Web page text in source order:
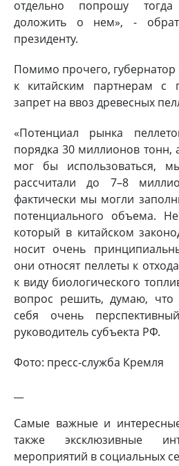
отдельно попрошу
доложить о нем», -
президенту.
Помимо прочего, губернатор
к китайским партнерам с
запрет на ввоз древесных
«Потенциал рынка
порядка 30 миллионов тонн,
мог бы использоваться,
рассчитали до 7–8
фактически мы могли
потенциального объема.
который в китайском
носит очень
они относят пеллеты к
к виду биологического
вопрос решить, думаю,
себя очень
руководитель субъекта РФ.
Фото: пресс-служба Кремля
Самые важные и
также эксклюзивные
мероприятий в социальных